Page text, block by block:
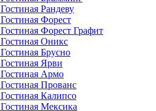
Гостиная Рандеву
Гостиная Форест
Гостиная Форест Графит
Гостиная Оникс
Гостиная Брусно
Гостиная Ярви
Гостиная Армо
Гостиная Прованс
Гостиная Калипсо
Гостиная Мексика